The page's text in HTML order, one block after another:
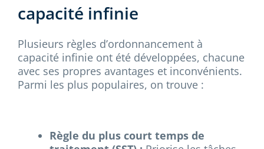
capacité infinie
Plusieurs règles d’ordonnancement à
capacité infinie ont été développées, chacune
avec ses propres avantages et inconvénients.
Parmi les plus populaires, on trouve :
Règle du plus court temps de